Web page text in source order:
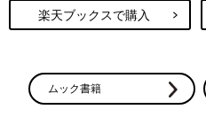
楽天ブックスで購入
ムック書籍